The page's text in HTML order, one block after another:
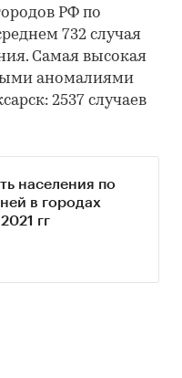
РФ по
732 случая
Самая высокая
аномалиями
2537 случаев
населения по
в городах
гг